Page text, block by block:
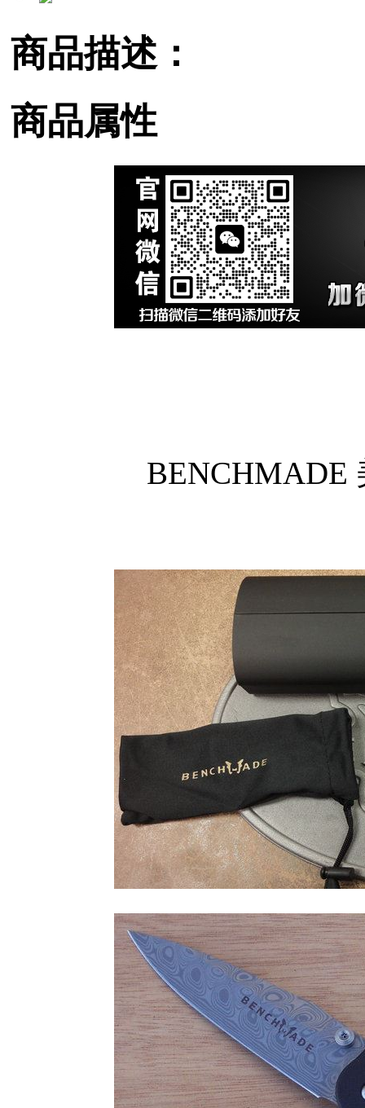
商品描述：
商品属性
BENCHMADE